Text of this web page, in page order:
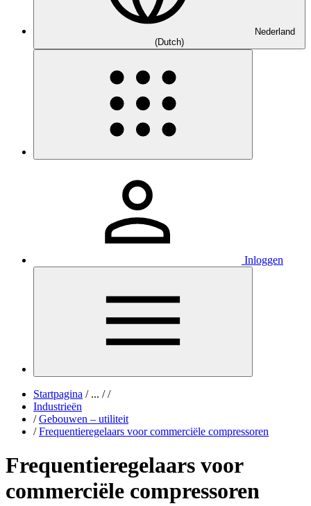
Nederland
(Dutch)
Inloggen
Startpagina /... / /
Industrieën
/ Gebouwen – utiliteit
/ Frequentieregelaars voor commerciële compressoren
Frequentieregelaars voor
commerciële compressoren